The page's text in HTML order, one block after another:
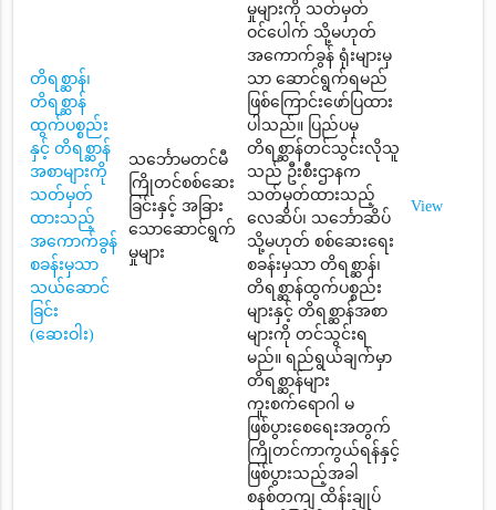
တိရစ္ဆာန်၊
တိရစ္ဆာန်
ထွက်ပစ္စည်း
နှင့် တိရစ္ဆာန်
အစာများကို
သတ်မှတ်
ထားသည့်
အကောက်ခွန်
စခန်းမှသာ
သယ်ဆောင်
ခြင်း
(ဆေးဝါး)
သင်္ဘောမတင်မီ
ကြိုတင်စစ်ဆေး
ခြင်းနှင့် အခြား
သောဆောင်ရွက်
မှုများ
မှုများကို သတ်မှတ်
ဝင်ပေါက် သို့မဟုတ်
အကောက်ခွန် ရုံးများမှ
သာ ဆောင်ရွက်ရမည်
ဖြစ်ကြောင်းဖော်ပြထား
ပါသည်။ ပြည်ပမှ
တိရစ္ဆာန်တင်သွင်းလိုသူ
သည် ဦးစီးဌာနက
သတ်မှတ်ထားသည့်
လေဆိပ်၊ သင်္ဘောဆိပ်
သို့မဟုတ် စစ်ဆေးရေး
စခန်းမှသာ တိရစ္ဆာန်၊
တိရစ္ဆာန်ထွက်ပစ္စည်း
များနှင့် တိရစ္ဆာန်အစာ
များကို တင်သွင်းရ
မည်။ ရည်ရွယ်ချက်မှာ
တိရစ္ဆာန်များ
ကူးစက်ရောဂါ မ
ဖြစ်ပွားစေရေးအတွက်
ကြိုတင်ကာကွယ်ရန်နှင့်
ဖြစ်ပွားသည့်အခါ
စနစ်တကျ ထိန်းချုပ်
View